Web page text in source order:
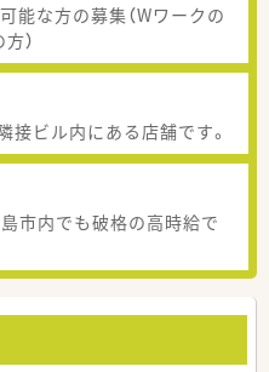
能な方の募集（Wワークの
）
接ビル内にある店舗です。
市内でも破格の高時給で